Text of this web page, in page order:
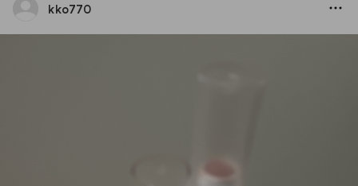
kko770